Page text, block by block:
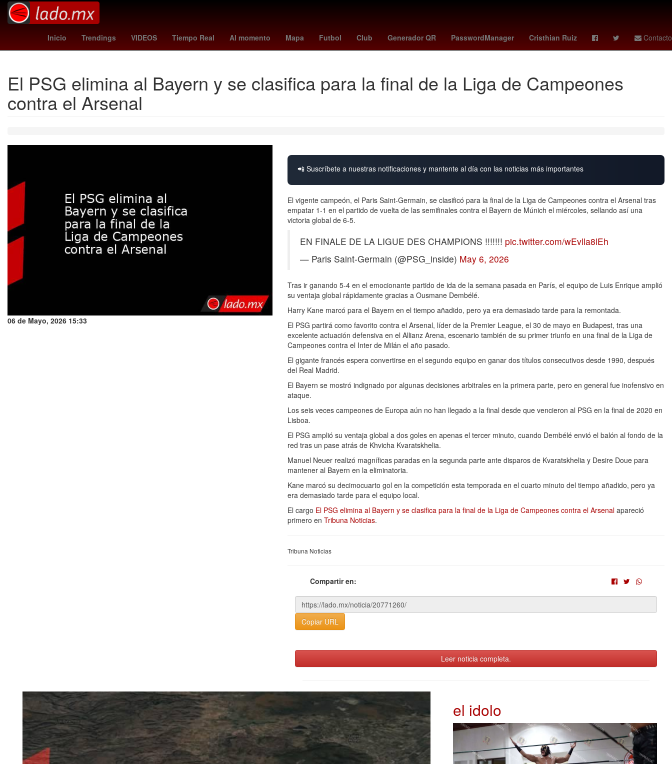
Inicio Trendings VIDEOS Tiempo Real Al momento Mapa Futbol Club Generador QR PasswordManager Cristhian Ruiz Contacto
Argentina Rosario morelia - leones negros Edson Álvarez Hugo Lloris Venezolanos Oficina de la Presidencia de la República Cutzamala Elvis Presley chelsea - juventus
El PSG elimina al Bayern y se clasifica para la final de la Liga de Campeones
contra el Arsenal
06 de Mayo, 2026 15:33
📲 Suscríbete a nuestras notificaciones y mantente al día con las noticias más importantes
El vigente campeón, el Paris Saint-Germain, se clasificó para la final de la Liga de Campeones contra el Arsenal tras
empatar 1-1 en el partido de vuelta de las semifinales contra el Bayern de Múnich el miércoles, sellando así una
victoria global de 6-5.
EN FINALE DE LA LIGUE DES CHAMPIONS !!!!!!! pic.twitter.com/wEvlla8lEh
— Paris Saint-Germain (@PSG_inside) May 6, 2026
Tras ir ganando 5-4 en el emocionante partido de ida de la semana pasada en París, el equipo de Luis Enrique amplió
su ventaja global rápidamente gracias a Ousmane Dembélé.
Harry Kane marcó para el Bayern en el tiempo añadido, pero ya era demasiado tarde para la remontada.
El PSG partirá como favorito contra el Arsenal, líder de la Premier League, el 30 de mayo en Budapest, tras una
excelente actuación defensiva en el Allianz Arena, escenario también de su primer triunfo en una final de la Liga de
Campeones contra el Inter de Milán el año pasado.
El gigante francés espera convertirse en el segundo equipo en ganar dos títulos consecutivos desde 1990, después
del Real Madrid.
El Bayern se mostró indignado por algunas decisiones arbitrales en la primera parte, pero en general fue inofensivo en
ataque.
Los seis veces campeones de Europa aún no han llegado a la final desde que vencieron al PSG en la final de 2020 en
Lisboa.
El PSG amplió su ventaja global a dos goles en apenas el tercer minuto, cuando Dembélé envió el balón al fondo de la
red tras un pase atrás de Khvicha Kvaratskhelia.
Manuel Neuer realizó magníficas paradas en la segunda parte ante disparos de Kvaratskhelia y Desire Doue para
mantener al Bayern en la eliminatoria.
Kane marcó su decimocuarto gol en la competición esta temporada en el cuarto minuto del tiempo añadido, pero ya
era demasiado tarde para el equipo local.
El cargo El PSG elimina al Bayern y se clasifica para la final de la Liga de Campeones contra el Arsenal apareció
primero en Tribuna Noticias.
Tribuna Noticias
Compartir en:
Copiar URL
Leer noticia completa.
el idolo